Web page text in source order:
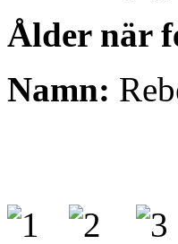
Ålder när
Namn: